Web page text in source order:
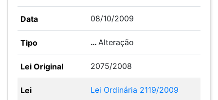
08/10/2009
…Alteração
2075/2008
Lei Ordinária 2119/2009